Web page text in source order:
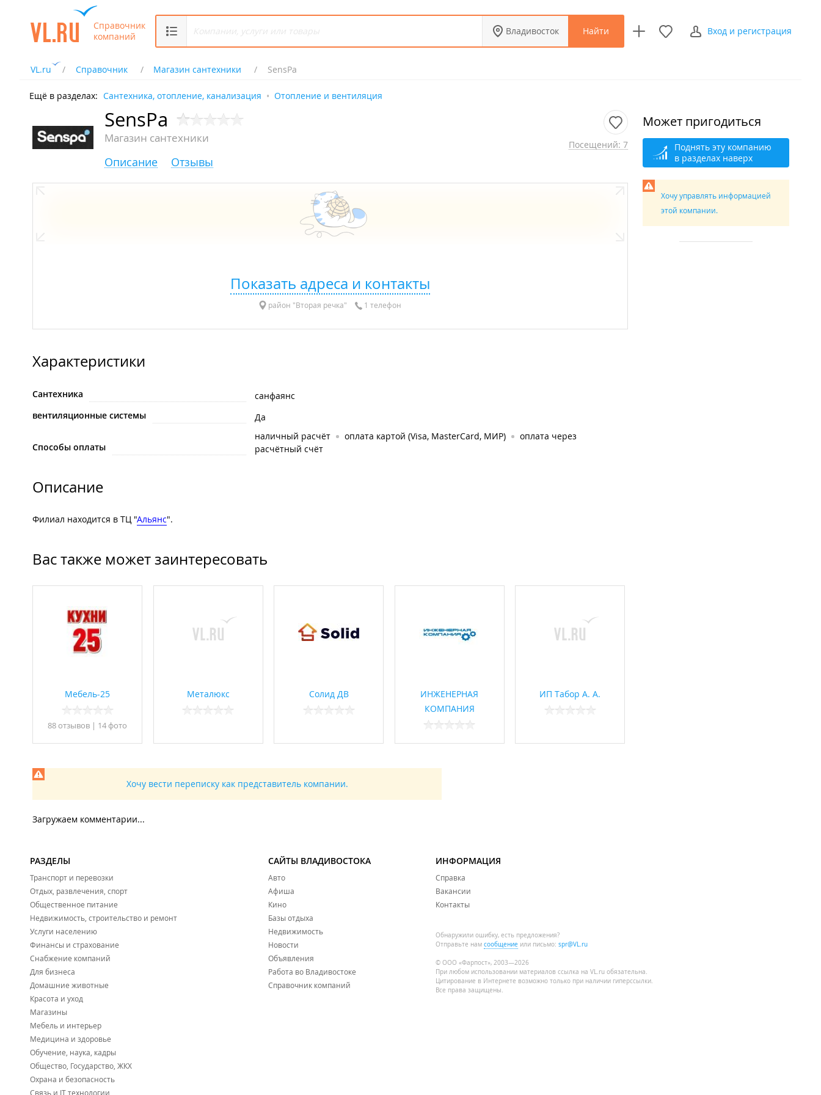
Справочник
компаний
Владивосток Найти Вход и регистрация
VL.ru Справочник Магазин сантехники SensPa
Ещё в разделах: Сантехника, отопление, канализация Отопление и вентиляция
SensPa
Магазин сантехники Посещений: 7
Описание Отзывы
Показать адреса и контакты
район "Вторая речка" 1 телефон
Характеристики
Сантехника
санфаянс
вентиляционные системы
Да
Способы оплаты
наличный расчёт оплата картой (Visa, MasterCard, МИР)
оплата через
расчётный счёт
Описание
Филиал находится в ТЦ "Альянс".
Вас также может заинтересовать
Мебель-25
88 отзывов | 14 фото
Металюкс Солид ДВ
ИНЖЕНЕРНАЯ
КОМПАНИЯ
ИП Табор А. А.
Хочу вести переписку как представитель компании.
Загружаем комментарии...
Может пригодиться
Поднять эту компанию
в разделах наверх
Хочу управлять информацией
этой компании.
РАЗДЕЛЫ
Транспорт и перевозки
Отдых, развлечения, спорт
Общественное питание
Недвижимость, строительство и ремонт
Услуги населению
Финансы и страхование
Снабжение компаний
Для бизнеса
Домашние животные
Красота и уход
Магазины
Мебель и интерьер
Медицина и здоровье
Обучение, наука, кадры
Общество, Государство, ЖКХ
Охрана и безопасность
Связь и IT технологии
САЙТЫ ВЛАДИВОСТОКА
Авто
Афиша
Кино
Базы отдыха
Недвижимость
Новости
Объявления
Работа во Владивостоке
Справочник компаний
ИНФОРМАЦИЯ
Справка
Вакансии
Контакты
Обнаружили ошибку, есть предложения?
Отправьте нам сообщение или письмо: spr@VL.ru
© ООО «Фарпост», 2003—2026
При любом использовании материалов ссылка на VL.ru обязательна.
Цитирование в Интернете возможно только при наличии гиперссылки.
Все права защищены.